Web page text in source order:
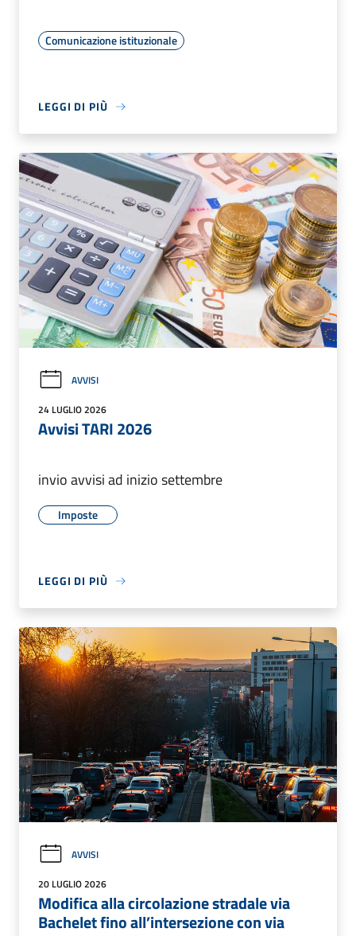
Comunicazione istituzionale
LEGGI DI PIÙ
AVVISI
24 LUGLIO 2026
Avvisi TARI 2026
invio avvisi ad inizio settembre
Imposte
LEGGI DI PIÙ
AVVISI
20 LUGLIO 2026
Modifica alla circolazione stradale via
Bachelet fino all’intersezione con via